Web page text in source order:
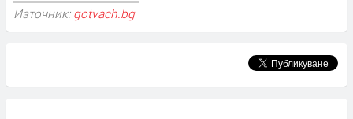
Източник: gotvach.bg